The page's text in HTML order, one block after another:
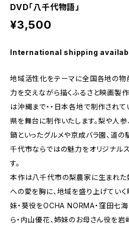
DVD「八千代物語」
¥3,500
International shipping
地域活性化をテーマに全国各地の物
力を交えながら描くふるさと映画製
は沖縄まで・・日本各地で制作され
県を舞台に制作いたします。梨や人
鍋といったグルメや京成バラ園、道の
千代市ならではの魅力をオリジナル
す。
本作は八千代市の梨農家に生まれた
への愛を胸に、地域を盛り上げていく
妹・葵役をOCHA NORMA・窪田七海
ら・内山優花、姉妹のお母さん役を岩